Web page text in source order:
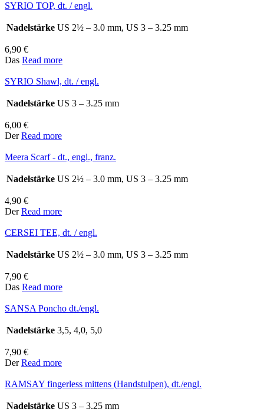
SYRIO TOP, dt. / engl.
Nadelstärke US 2½ – 3.0 mm, US 3 – 3.25 mm
6,90 €
Das Read more
SYRIO Shawl, dt. / engl.
Nadelstärke US 3 – 3.25 mm
6,00 €
DerRead more
Meera Scarf - dt., engl., franz.
Nadelstärke US 2½ – 3.0 mm, US 3 – 3.25 mm
4,90 €
DerRead more
CERSEI TEE, dt. / engl.
Nadelstärke US 2½ – 3.0 mm, US 3 – 3.25 mm
7,90 €
Das Read more
SANSA Poncho dt./engl.
Nadelstärke 3,5, 4,0, 5,0
7,90 €
DerRead more
RAMSAY fingerless mittens (Handstulpen), dt./engl.
Nadelstärke US 3 – 3.25 mm